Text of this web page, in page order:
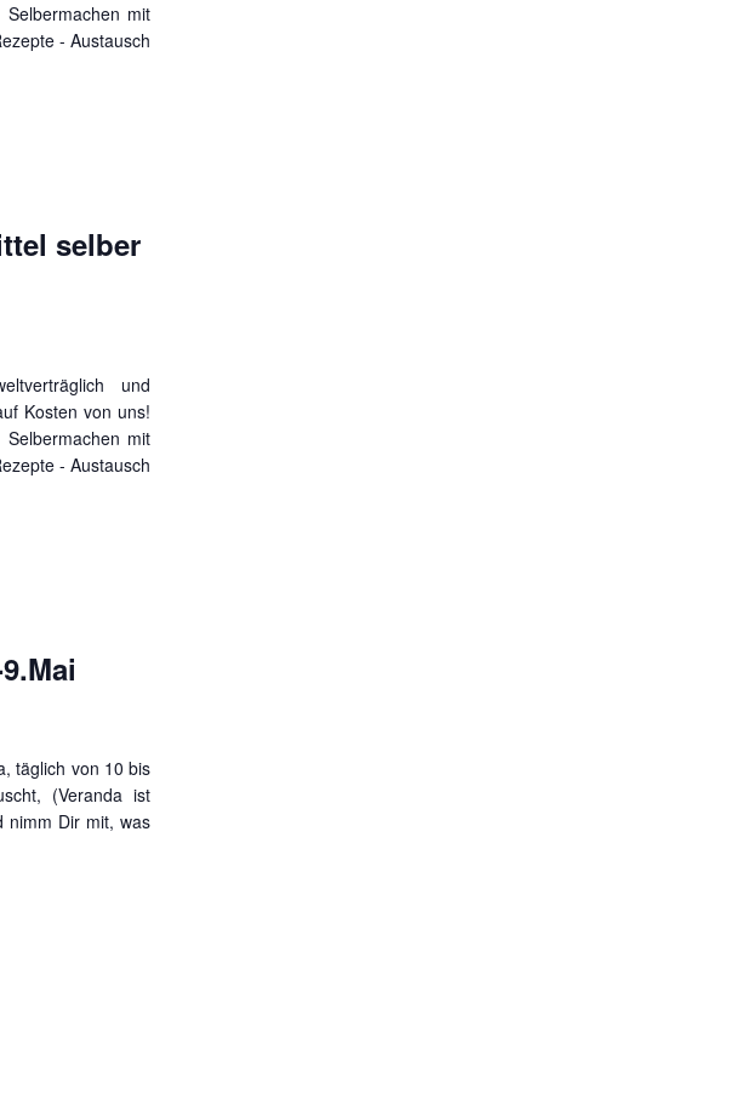
mit
- Austausch
selber
und
Kosten von uns!
mit
- Austausch
täglich von 10 bis
(Veranda ist
nimm Dir mit, was